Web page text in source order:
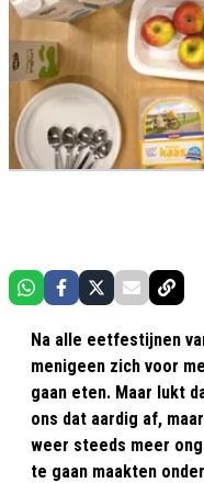
Na alle eetfestijnen
menigeen zich voor
gaan eten. Maar lukt
ons dat aardig af,
weer steeds meer
te gaan maakten